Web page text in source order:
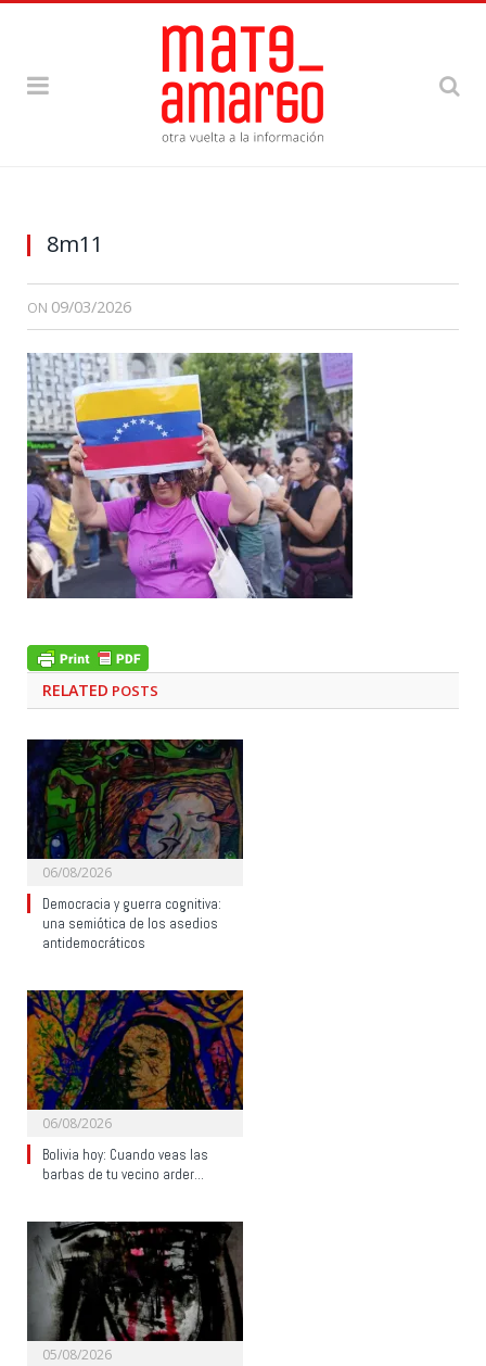
8m11
ON 09/03/2026
RELATED POSTS
06/08/2026
Democracia y guerra cognitiva:
una semiótica de los asedios
antidemocráticos
06/08/2026
Bolivia hoy: Cuando veas las
barbas de tu vecino arder…
05/08/2026